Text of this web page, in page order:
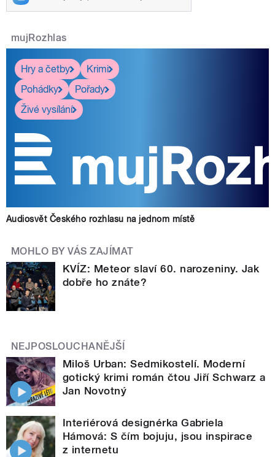
mujRozhlas
Hry a četby
Krimi
Pohádky
Pořady
Živé vysílání
Audiosvět Českého rozhlasu na jednom místě
MOHLO BY VÁS ZAJÍMAT
KVÍZ: Meteor slaví 60. narozeniny. Jak
dobře ho znáte?
NEJPOSLOUCHANĚJŠÍ
Miloš Urban: Sedmikostelí. Moderní
gotický krimi román čtou Jiří Schwarz a
Jan Novotný
Interiérová designérka Gabriela
Hámová: S čím bojuju, jsou inspirace
z internetu